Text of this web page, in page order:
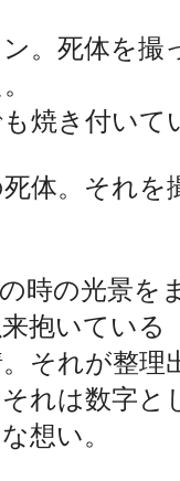
。死体を
焼き付いて
体。それ
の時の光景
抱いてい
それが整理
れは数字と
想い。